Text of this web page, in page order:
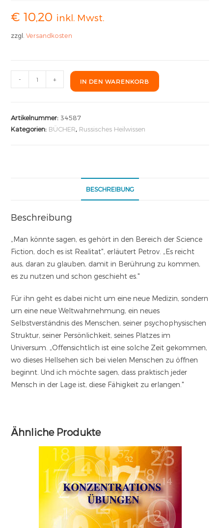
€ 10,20 inkl. Mwst.
zzgl.Versandkosten
- + IN DEN WARENKORB
Artikelnummer: 34587
Kategorien: BÜCHER, Russisches Heilwissen
BESCHREIBUNG
Beschreibung
„Man könnte sagen, es gehört in den Bereich der Science
Fiction, doch es ist Realitat", erläutert Petrov. „Es reicht
aus, daran zu glauben, damit in Berührung zu kommen,
es zu nutzen und schon geschieht es."
Für ihn geht es dabei nicht um eine neue Medizin, sondern
urn eine neue Weltwahrnehmung, ein neues
Selbstverständnis des Menschen, seiner psychophysischen
Struktur, seiner Persönlichkeit, seines Platzes im
Universum. „Offensichtlich ist eine solche Zeit gekommen,
wo dieses Hellsehen sich bei vielen Menschen zu öffnen
beginnt. Und ich möchte sagen, dass praktisch jeder
Mensch in der Lage ist, diese Fähigkeit zu erlangen."
Ähnliche Produkte